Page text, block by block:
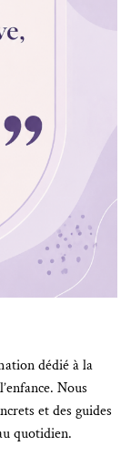
dédié à la
Nous
et des guides
quotidien.